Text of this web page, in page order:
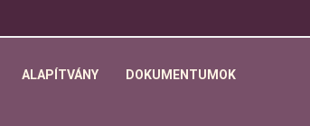
ALAPÍTVÁNY DOKUMENTUMOK